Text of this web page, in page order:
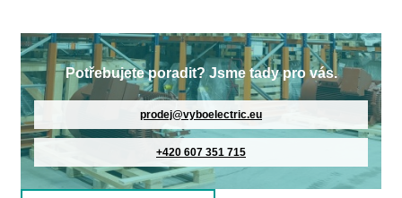
Potřebujete poradit? Jsme tady pro vás.
prodej@vyboelectric.eu
+420 607 351 715